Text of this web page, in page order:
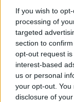
If you wish to
processing of
targeted
section to
opt-out request
interest-based
us or personal
your opt-out.
disclosure of
„Kai
vertinsime
tenkins, ar
– sakė A.